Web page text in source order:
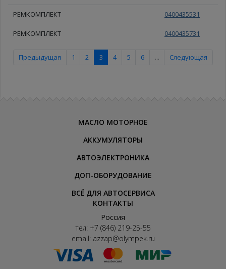
РЕМКОМПЛЕКТ 0400435531
РЕМКОМПЛЕКТ 0400435731
Предыдущая 1 2 3 4 5 6 ... Следующая
МАСЛО МОТОРНОЕ
АККУМУЛЯТОРЫ
АВТОЭЛЕКТРОНИКА
ДОП-ОБОРУДОВАНИЕ
ВСЁ ДЛЯ АВТОСЕРВИСА
КОНТАКТЫ
Россия
тел: +7 (846) 219-25-55
email: azzap@olympek.ru